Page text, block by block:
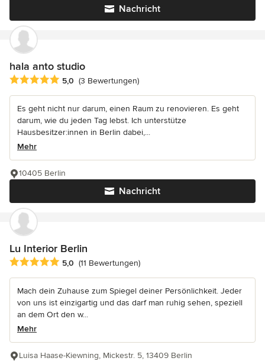
Nachricht
hala anto studio
Durchschnittliche Bewertung: 5 von 5 Sternen
5,0 (3 Bewertungen)
Es geht nicht nur darum, einen Raum zu renovieren. Es geht
darum, wie du jeden Tag lebst. Ich unterstütze
Hausbesitzer:innen in Berlin dabei,...
Mehr
Nachricht
10405 Berlin
Lu Interior Berlin
Durchschnittliche Bewertung: 5 von 5 Sternen
5,0 (11 Bewertungen)
Mach dein Zuhause zum Spiegel deiner Persönlichkeit. Jeder
von uns ist einzigartig und das darf man ruhig sehen, speziell
an dem Ort den w...
Mehr
Luisa Haase-Kiewning, Mickestr. 5, 13409 Berlin